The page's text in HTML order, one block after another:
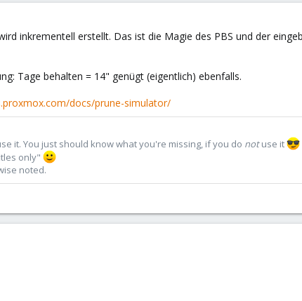
inkrementell erstellt. Das ist die Magie des PBS und der
Tage behalten = 14" genügt (eigentlich) ebenfalls.
docs/prune-simulator/
it. You just should know what you're missing, if you do notuse it
only"
noted.